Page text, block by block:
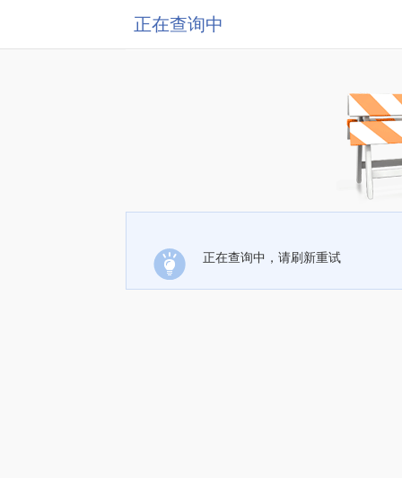
正在查询中
正在查询中，请刷新重试